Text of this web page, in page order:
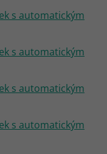
s automatickým
s automatickým
s automatickým
s automatickým